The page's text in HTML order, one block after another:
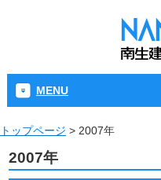
MENU
トップページ > 2007年
2007年